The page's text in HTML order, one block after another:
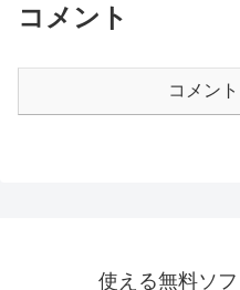
コメント
コメン
使える無料ソ